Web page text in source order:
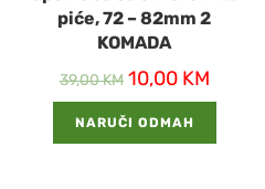
piće, 72 – 82mm 2
KOMADA
39,00KM 10,00 KM
NARUČI ODMAH